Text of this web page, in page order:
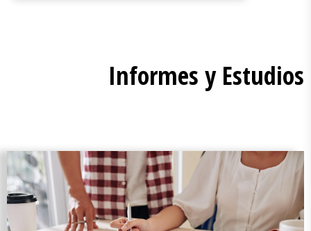
Informes y Estudios